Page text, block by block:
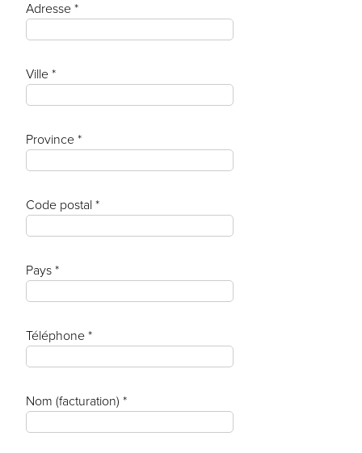
Adresse *
Ville *
Province *
Code postal *
Pays *
Téléphone *
Nom (facturation) *